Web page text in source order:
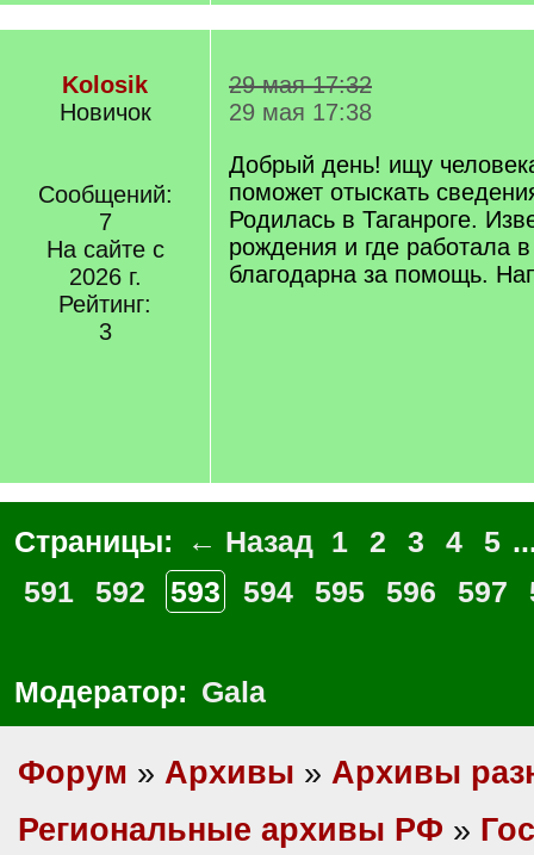
Kolosik
Новичок
Сообщений:
7
На сайте с
2026 г.
Рейтинг:
3
29 мая 17:32
29 мая 17:38
Добрый день! ищу
поможет отыскать
Родилась в Таганроге.
рождения и где работала
благодарна за помощь.
Страницы: ← Назад 1 2 3 4 5
591
592 593 594 595 596 597
Модератор: Gala
Форум » Архивы » Архивы
Региональные архивы РФ »